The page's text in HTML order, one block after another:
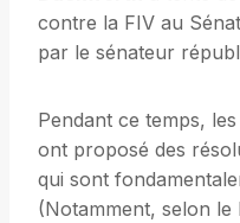
contre la FIV au
par le sénateur
Pendant ce temps,
ont proposé des
qui sont
(Notamment, selon